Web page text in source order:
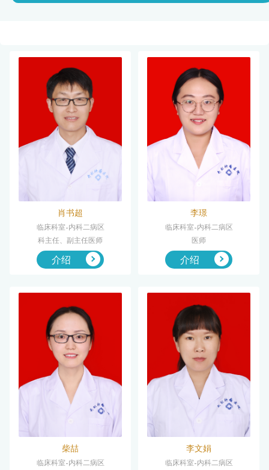
肖书超
临床科室-内科二病区
科主任、副主任医师
介绍 
李璟
临床科室-内科二病区
医师
介绍 
柴喆
临床科室-内科二病区
李文娟
临床科室-内科二病区